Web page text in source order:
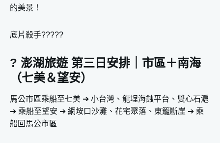
的美景！
底片殺手?????
? 澎湖旅遊 第三日安排｜市區＋南海
（七美＆望安）
馬公市區乘船至七美 ➔ 小台灣、龍埕海蝕平台、雙心石滬
➔ 乘船至望安 ➔ 網垵口沙灘、花宅聚落、東籠斷崖 ➔ 乘
船回馬公市區